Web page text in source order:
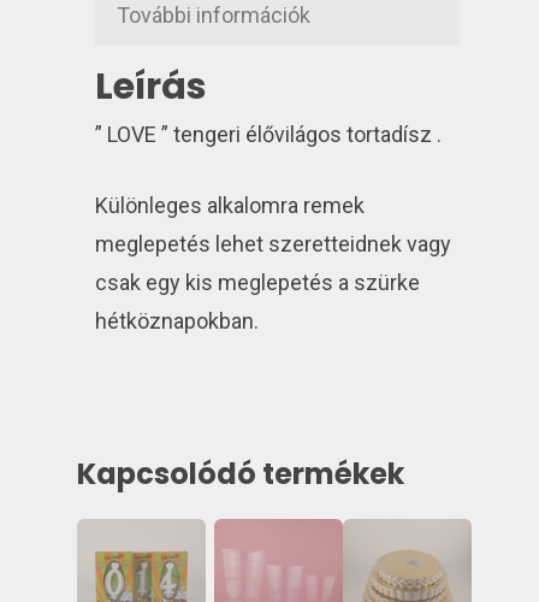
További információk
Leírás
” LOVE ” tengeri élővilágos tortadísz .
Különleges alkalomra remek
meglepetés lehet szeretteidnek vagy
csak egy kis meglepetés a szürke
hétköznapokban.
Kapcsolódó termékek